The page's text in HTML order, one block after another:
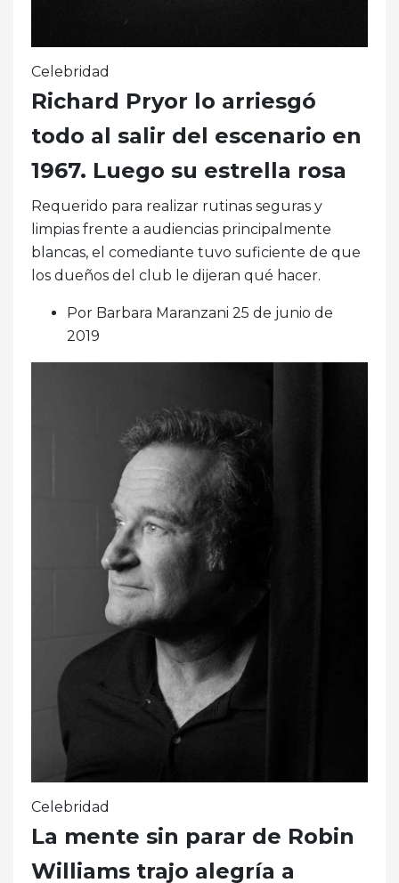
Celebridad
Richard Pryor lo arriesgó
todo al salir del escenario en
1967. Luego su estrella rosa
Requerido para realizar rutinas seguras y
limpias frente a audiencias principalmente
blancas, el comediante tuvo suficiente de que
los dueños del club le dijeran qué hacer.
Por Barbara Maranzani 25 de junio de
2019
Celebridad
La mente sin parar de Robin
Williams trajo alegría a